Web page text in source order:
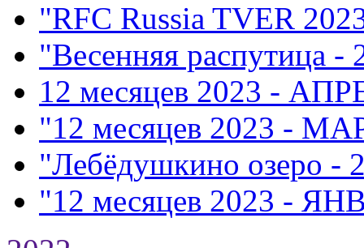
"RFC Russia TVER
"Весенняя распутица -
12 месяцев 2023 -
"12 месяцев 2023 -
"Лебёдушкино озеро -
"12 месяцев 2023 -